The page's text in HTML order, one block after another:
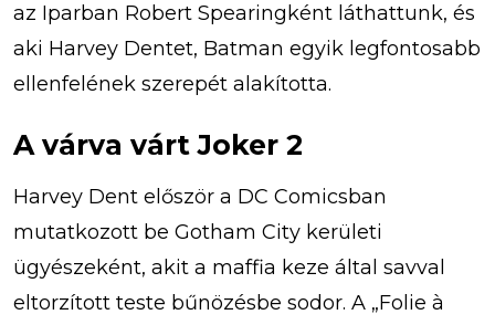
az Iparban Robert Spearingként láthattunk, és
aki Harvey Dentet, Batman egyik legfontosabb
ellenfelének szerepét alakította.
A várva várt Joker 2
Harvey Dent először a DC Comicsban
mutatkozott be Gotham City kerületi
ügyészeként, akit a maffia keze által savval
eltorzított teste bűnözésbe sodor. A „Folie à